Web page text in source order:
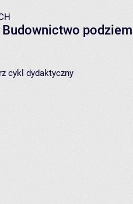
cykl dydaktyczny